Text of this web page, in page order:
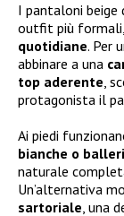
I pantaloni
outfit più
quotidiane. Per
abbinare a una
top aderente,
protagonista il
Ai piedi
bianche o
naturale
Un’alternativa
sartoriale, una